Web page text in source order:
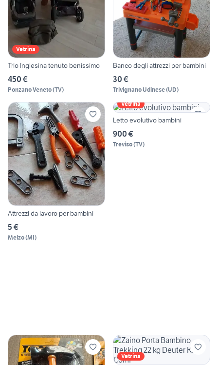
Vetrina
Trio Inglesina tenuto benissimo
450 €
Ponzano Veneto(TV)
Banco degli attrezzi per bambini
30 €
Trivignano Udinese(UD)
Attrezzi da lavoro per bambini
5 €
Melzo(MI)
Vetrina
Letto evolutivo bambini
900 €
Treviso(TV)
Vetrina